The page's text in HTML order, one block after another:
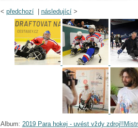
< předchozí| následující>
Album: 2019 Para hokej - uvést vždy